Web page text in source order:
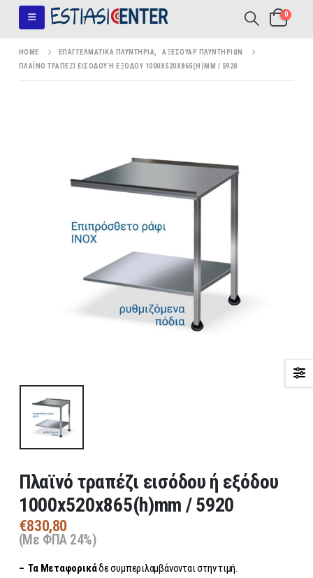
0
HOME ΕΠΑΓΓΕΛΜΑΤΙΚΆ ΠΛΥΝΤΉΡΙΑ
ΑΞΕΣΟΥΆΡ ΠΛΥΝΤΗΡΊΩΝ
ΠΛΑΪΝΌ ΤΡΑΠΈΖΙ ΕΙΣΌΔΟΥ Ή ΕΞΌΔΟΥ 1000X520X865(H)MM / 5920
Πλαϊνό τραπέζι εισόδου ή εξόδου
1000x520x865(h)mm / 5920
€830,80
(Με ΦΠΑ 24%)
– Τα Μεταφορικάδε συμπεριλαμβάνονται στην τιμή.